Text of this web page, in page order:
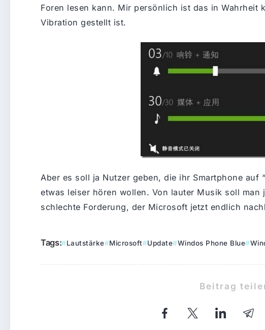
Foren lesen kann. Mir persönlich ist das in Wahrheit
Vibration gestellt ist.
Aber es soll ja Nutzer geben, die ihr Smartphone auf
etwas leiser hören wollen. Von lauter Musik soll man
schlechte Forderung, der Microsoft jetzt endlich
Tags: Lautstärke Microsoft Update Windos Phone Blue
Beitrag